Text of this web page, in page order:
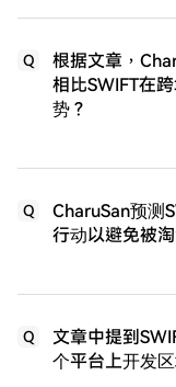
Q
根据文章，
相比SWIFT在
势？
Q
CharuSan预测
行动以避免被淘
Q
文章中提到
个平台上开发